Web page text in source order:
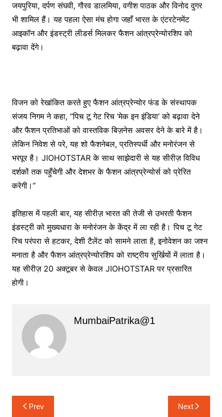
जयपुरिया, दर्पण संघवी, गौरव डालमिया, वगीश पाठक और विनोद दुगर
भी शामिल हैं। यह पहला ऐसा मंच होगा जहाँ भारत के एंटरटेनमेंट
आइकॉन और इंडस्ट्री लीडर्स मिलकर फैशन आंत्रप्रेन्योरशिप को
बढ़ावा देंगे।
विजन को रेखांकित करते हुए फैशन आंत्रप्रेन्योर फंड के संस्थापक
संजय निगम ने कहा, “पिच टू गेट रिच ‘मेक इन इंडिया’ को बढ़ावा देने
और फैशन प्रतिभाओं को वास्तविक बिज़नेस अवसर देने के बारे में है।
लेकिन निवेश से परे, यह शो फैशनेबल, प्रतिस्पर्धी और मनोरंजन से
भरपूर है। JIOHOTSTAR के साथ साझेदारी से यह सीरीज़ विविध
दर्शकों तक पहुँचेगी और देशभर के फैशन आंत्रप्रेन्योर्स को प्रेरित
करेगी।”
इतिहास में पहली बार, यह सीरीज़ भारत की तेजी से उभरती फैशन
इंडस्ट्री को मुख्यधारा के मनोरंजन के केंद्र में ला रही है। पिच टू गेट
रिच परंपरा से हटकर, देशी टैलेंट को सामने लाता है, इनोवेशन का जश्न
मनाता है और फैशन आंत्रप्रेन्योरशिप को राष्ट्रीय सुर्खियों में लाता है।
यह सीरीज़ 20 अक्टूबर से केवल JIOHOTSTAR पर प्रसारित
होगी।
MumbaiPatrika@1
PostPrev Next